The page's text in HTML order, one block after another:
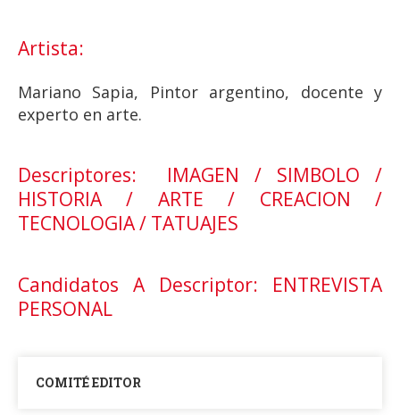
Artista:
Mariano Sapia, Pintor argentino, docente y
experto en arte.
Descriptores: IMAGEN / SIMBOLO /
HISTORIA / ARTE / CREACION /
TECNOLOGIA / TATUAJES
Candidatos A Descriptor: ENTREVISTA
PERSONAL
COMITÉ EDITOR